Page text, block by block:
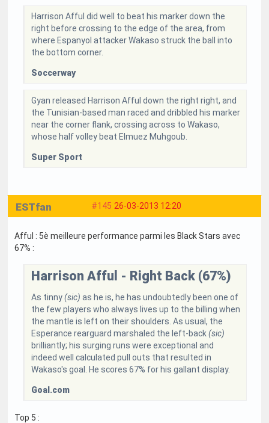
Harrison Afful did well to beat his marker down the
right before crossing to the edge of the area, from
where Espanyol attacker Wakaso struck the ball into
the bottom corner.
Soccerway
Gyan released Harrison Afful down the right right, and
the Tunisian-based man raced and dribbled his marker
near the corner flank, crossing across to Wakaso,
whose half volley beat Elmuez Muhgoub.
Super Sport
#145 26-03-2013 12:20
ESTfan
Afful : 5è meilleure performance parmi les Black Stars avec
67% :
Harrison Afful - Right Back (67%)
As tinny(sic) as he is, he has undoubtedly been one of
the few players who always lives up to the billing when
the mantle is left on their shoulders. As usual, the
Esperance rearguard marshaled the left-back(sic)
brilliantly; his surging runs were exceptional and
indeed well calculated pull outs that resulted in
Wakaso's goal. He scores 67% for his gallant display.
Goal.com
Top 5 :